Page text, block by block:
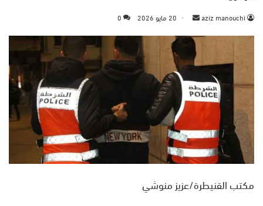
aziz manouchi
ل
ر
ي
ا
إ
ل
ت
20 مايو 2026 0
مكتب القنيطرة/عزيز منوشي